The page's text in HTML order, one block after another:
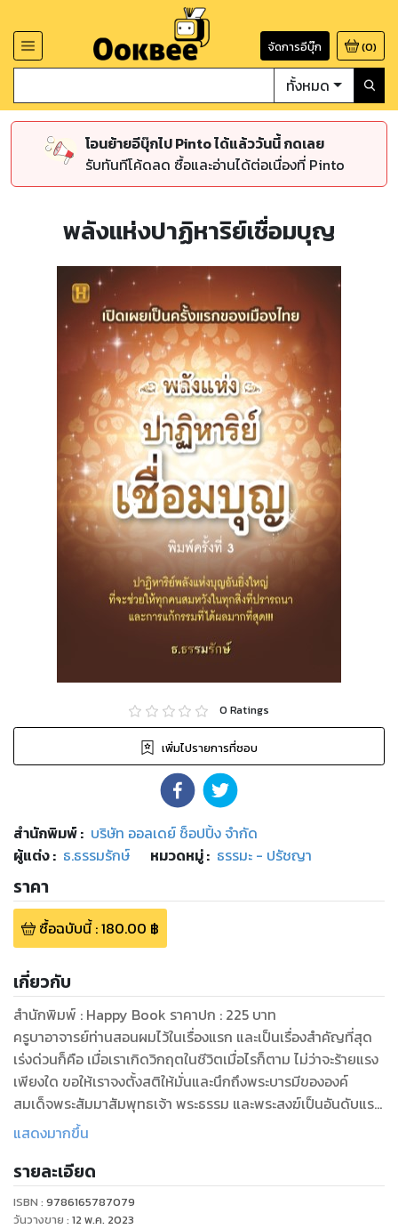
จัดการอีบุ๊ก (0)
ทั้งหมด
โอนย้ายอีบุ๊กไป Pinto ได้แล้ววันนี้ กดเลย
รับทันทีโค้ดลด ซื้อและอ่านได้ต่อเนื่องที่ Pinto
พลังแห่งปาฏิหาริย์เชื่อมบุญ
0 Ratings
เพิ่มไปรายการที่ชอบ
สำนักพิมพ์: บริษัท ออลเดย์ ช็อปปิ้ง จำกัด
ผู้แต่ง : ธ.ธรรมรักษ์ หมวดหมู่: ธรรมะ - ปรัชญา
ราคา
ซื้อฉบับนี้:180.00 ฿
เกี่ยวกับ
สำนักพิมพ์ : Happy Book ราคาปก : 225 บาท
ครูบาอาจารย์ท่านสอนผมไว้ในเรื่องแรก และเป็นเรื่องสำคัญที่สุด
เร่งด่วนก็คือ เมื่อเราเกิดวิกฤตในชีวิตเมื่อไรก็ตาม ไม่ว่าจะร้ายแรง
เพียงใด ขอให้เราจงตั้งสติให้มั่นและนึกถึงพระบารมีขององค์
สมเด็จพระสัมมาสัมพุทธเจ้า พระธรรม และพระสงฆ์เป็นอันดับแรก
น้อมจิตที่มีเหลืออยู่ทั้งหมดในตอนนั้น เพื่อไปขอพรพระและบุญ
รอดไปให้ได้ในวิกฤตที่กำลังเผชิญอยู่อันดับที่สอง ให้นึกถึงบารมี
ของครูบาอาจารย์ที่เราเคารพ กราบไหว้บูชา ไม่ว่าจะเป็นท่านใดก็
ล้วนแต่มีเมตตาต่อเราอย่างบริสุทธิ์จริงแท้แน่นอนอันดับที่สาม ให้
แสดงมากขึ้น
รายละเอียด
ISBN : 9786165787079
วันวางขาย : 12 พ.ค. 2023